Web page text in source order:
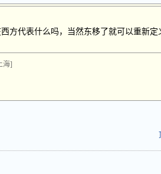
方代表什么吗，当然东移了就可以重新定
海]